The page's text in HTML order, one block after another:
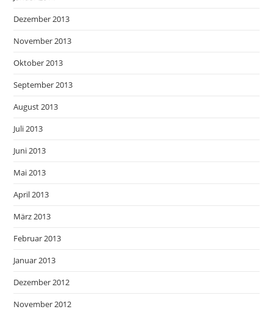
Dezember 2013
November 2013
Oktober 2013
September 2013
August 2013
Juli 2013
Juni 2013
Mai 2013
April 2013
März 2013
Februar 2013
Januar 2013
Dezember 2012
November 2012